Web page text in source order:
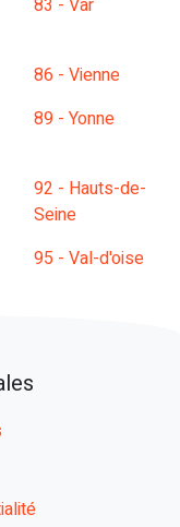
83 - Var
86 - Vienne
89 - Yonne
92 - Hauts-de-
Seine
95 - Val-d'oise